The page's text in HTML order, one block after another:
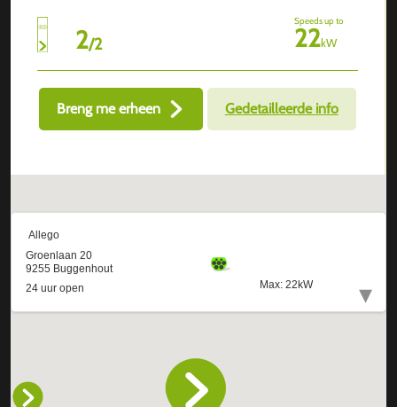
2/2
Speeds up to
22kW
Breng me erheen Gedetailleerde info